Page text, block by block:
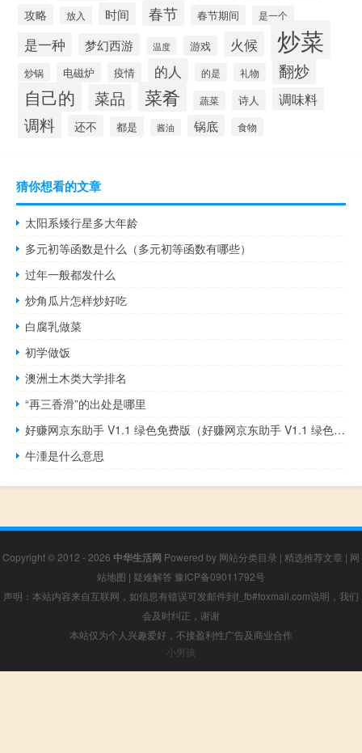
攻略 放入 时间 春节 春节期间 是一个
是一种 梦幻西游 温度 游戏 火候 炒菜
炒锅 电磁炉 疫情 的人 的是 礼物 翻炒
自己的 菜品 菜肴 蔬菜 诗人 调味料
调料 还不 都是 酱油 锅底 食物
猜你想看的文章
太阳系矮行星多大年龄
多元初等函数是什么（多元初等函数有哪些）
过年一般都发什么
炒角瓜片怎样炒好吃
白腐乳做菜
初学做饭
澳洲土木类大学排名
“再三香滑”的出处是哪里
好赚网京东助手 V1.1 绿色免费版（好赚网京东助手 V1.1 绿色免费版功能简介）
牛湩是什么意思
Copyright © 2012 - 2026 中华生活网 Powered by 网站分类目录 | 精选推荐文章 | 网
站地图 | 疑难解答 豫ICP备09011792号
声明：本站内容来自互联网，如信息有错误可发邮件到f_fb#foxmail.com说明，我们
会及时纠正，谢谢
本站仅为个人兴趣爱好，不接盈利性广告及商业合作
小男孩